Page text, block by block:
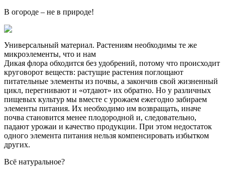
В огороде – не в природе!
Универсальный материал. Растениям необходимы те же
микроэлементы, что и нам
Дикая флора обходится без удобрений, потому что происходит
круговорот веществ: растущие растения поглощают
питательные элементы из почвы, а закончив свой жизненный
цикл, перегнивают и «отдают» их обратно. Но у различных
пищевых культур мы вместе с уро­жаем ежегодно забираем
элементы питания. Их необходимо им возвращать, иначе
почва становится менее плодородной и, следовательно,
падают урожаи и качество продукции. При этом недостаток
одного элемента питания нельзя компенсировать избытком
других.
Всё натуральное?